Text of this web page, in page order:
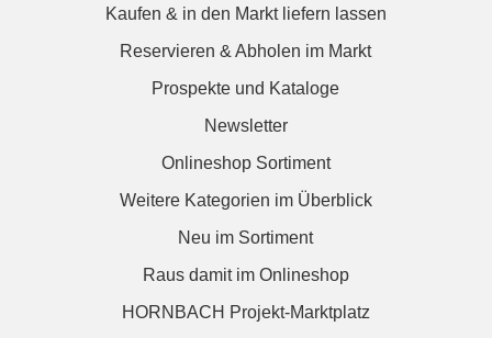
Kaufen & in den Markt liefern lassen
Reservieren & Abholen im Markt
Prospekte und Kataloge
Newsletter
Onlineshop Sortiment
Weitere Kategorien im Überblick
Neu im Sortiment
Raus damit im Onlineshop
HORNBACH Projekt-Marktplatz